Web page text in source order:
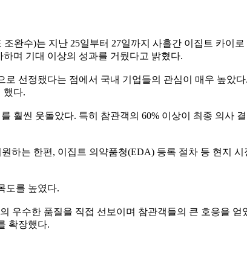
완수)는 지난 25일부터 27일까지 사흘간 이집트 카이
하며 기대 이상의 성과를 거뒀다고 밝혔다.
선정됐다는 점에서 국내 기업들의 관심이 매우 높았
했다.
훨씬 웃돌았다. 특히 참관객의 60% 이상이 최종 의사
하는 한편, 이집트 의약품청(EDA) 등록 절차 등 현지
도를 높였다.
수한 품질을 직접 선보이며 참관객들의 큰 호응을 얻
확장했다.